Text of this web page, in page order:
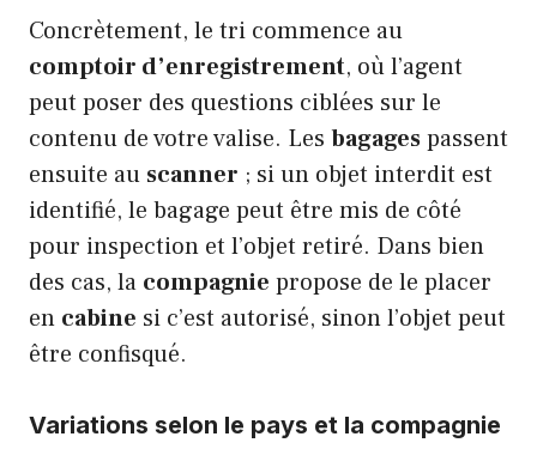
Concrètement, le tri commence au
comptoir d’enregistrement, où l’agent
peut poser des questions ciblées sur le
contenu de votre valise. Les bagagespassent
ensuite au scanner ; si un objet interdit est
identifié, le bagage peut être mis de côté
pour inspection et l’objet retiré. Dans bien
des cas, la compagnie propose de le placer
en cabine si c’est autorisé, sinon l’objet peut
être confisqué.
Variations selon le pays et la compagnie